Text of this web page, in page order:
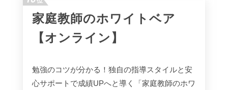
家庭教師のホワイトベア
【オンライン】
勉強のコツが分かる！独自の指導スタイルと安
心サポートで成績UPへと導く「家庭教師のホワ